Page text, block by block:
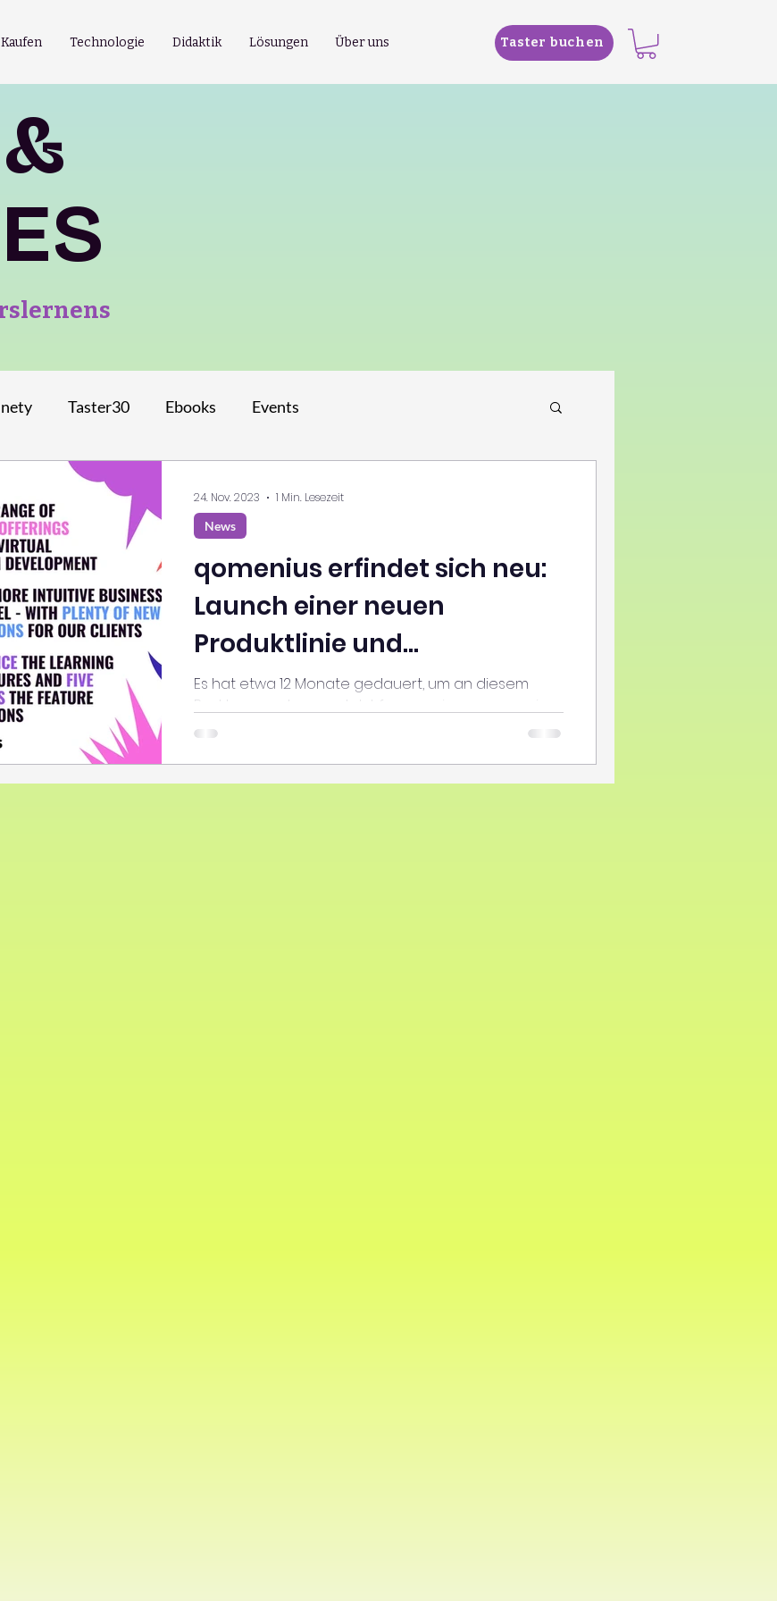
Technologie Didaktik Lösungen Über uns Taster buchen
Taster30 Ebooks Events
qomenius erfindet sich neu:
Launch einer neuen
Produktlinie und
Vereinfachung des
Geschäftsmodells
Es hat etwa 12 Monate gedauert, um an diesem
Punkt anzugelangen. Jetzt freuen wir von qomenius
uns, die Neuigkeiten mit dir zu teilen:...
News
24. Nov. 2023 1 Min. Lesezeit